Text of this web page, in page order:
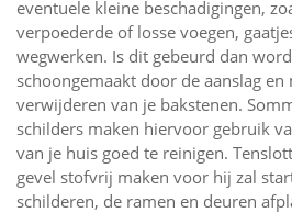
eventuele kleine beschadigingen,
verpoederde of losse voegen,
wegwerken. Is dit gebeurd dan
schoongemaakt door de aanslag
verwijderen van je bakstenen.
schilders maken hiervoor gebruik
van je huis goed te reinigen.
gevel stofvrij maken voor hij zal
schilderen, de ramen en deuren